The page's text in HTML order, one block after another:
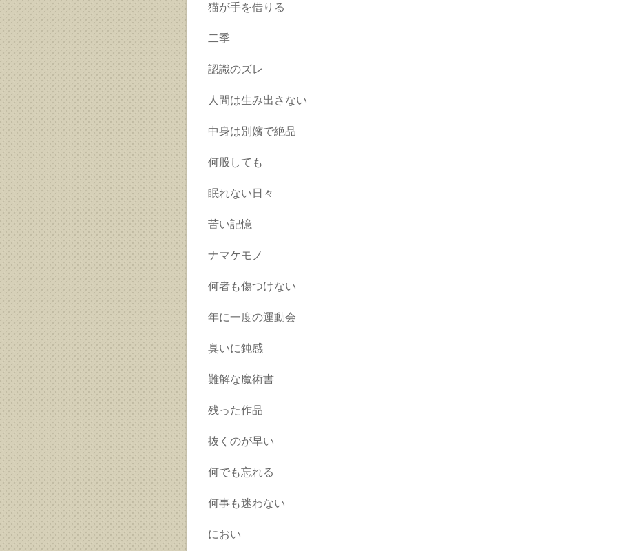
猫が手を借りる
二季
認識のズレ
人間は生み出さない
中身は別嬪で絶品
何股しても
眠れない日々
苦い記憶
ナマケモノ
何者も傷つけない
年に一度の運動会
臭いに鈍感
難解な魔術書
残った作品
抜くのが早い
何でも忘れる
何事も迷わない
におい